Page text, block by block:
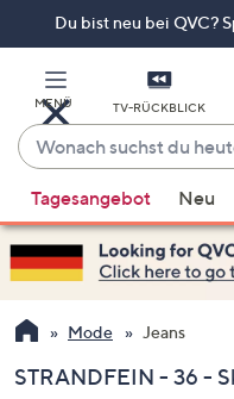
Du bist neu bei QVC?
MENÜ TV-RÜCKBLICK
Wonach
suchst
du
heute?
Vorschläge
verfügbar
sind,
verwenden
Sie
Pfeiltasten
Tagesangebot Neu
Mode Jeans
STRANDFEIN - 36 -